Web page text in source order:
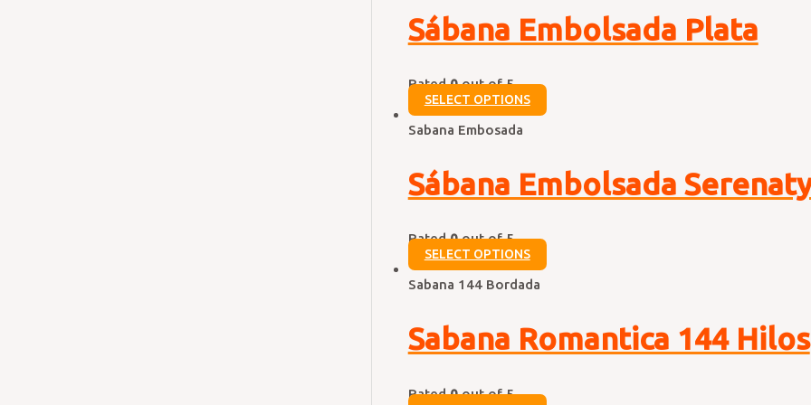
Sábana Embolsada Plata
Rated0out of 5
SELECT OPTIONS
Sabana Embosada
Sábana Embolsada
Rated0out of 5
SELECT OPTIONS
Sabana 144 Bordada
Sabana Romantica 144 Hilos
Rated0out of 5